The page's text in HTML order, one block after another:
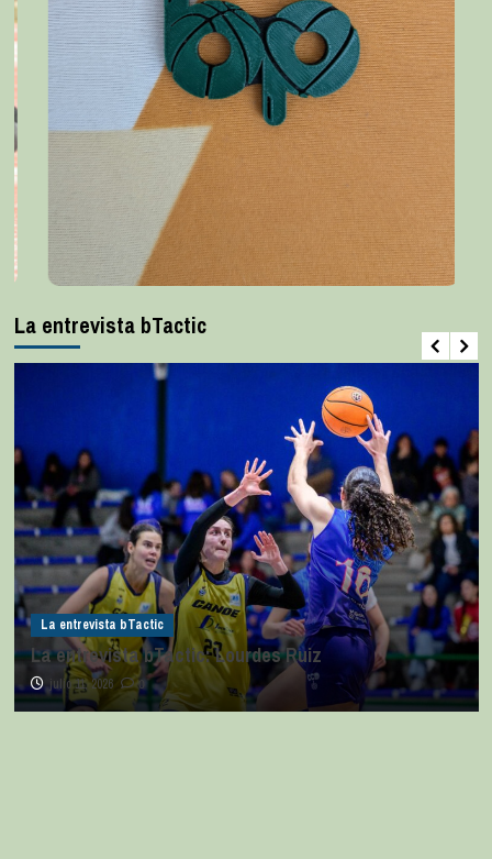
La entrevista bTactic
La entrevista bTactic
La entrevista bTactic: Lourdes Ruiz
julio 11, 2026 0